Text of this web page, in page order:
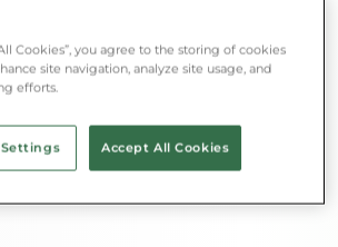
Cookies”, you agree to the storing of cookies
site navigation, analyze site usage, and
efforts.
Accept All Cookies